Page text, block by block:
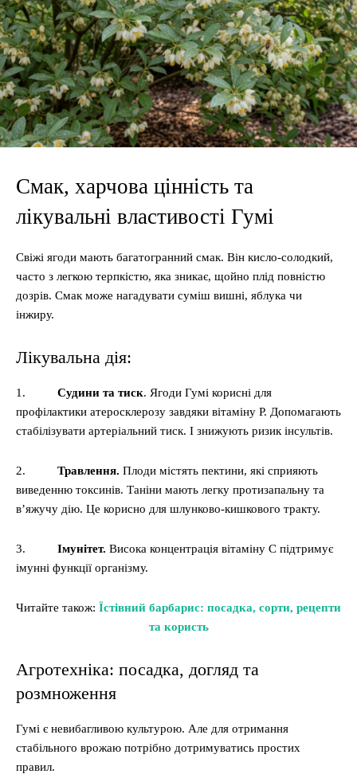
Смак, харчова цінність та
лікувальні властивості Гумі
Свіжі ягоди мають багатогранний смак. Він кисло-солодкий,
часто з легкою терпкістю, яка зникає, щойно плід повністю
дозрів. Смак може нагадувати суміш вишні, яблука чи
інжиру.
Лікувальна дія:
1. Судини та тиск. Ягоди Гумі корисні для
профілактики атеросклерозу завдяки вітаміну P. Допомагають
стабілізувати артеріальний тиск. І знижують ризик інсультів.
2. Травлення. Плоди містять пектини, які сприяють
виведенню токсинів. Таніни мають легку протизапальну та
в’яжучу дію. Це корисно для шлунково-кишкового тракту.
3. Імунітет. Висока концентрація вітаміну C підтримує
імунні функції організму.
Читайте також: Їстівний барбарис: посадка, сорти, рецепти
та користь
Агротехніка: посадка, догляд та
розмноження
Гумі є невибагливою культурою. Але для отримання
стабільного врожаю потрібно дотримуватись простих
правил.